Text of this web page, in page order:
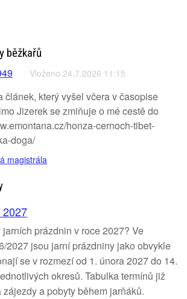
běžkařů
Vloženo 24.7.2026 11:15
článek, který vyšel včera v časopise
Jizerek se zmiňuje o mé cestě do
honza-cernoch-tibet-
doga/
magistrála
prázdnin v roce 2027? Ve
2027 jsou jarní prázdniny jako obvykle
se v rozmezí od 1. února 2027 do 14.
okresů. Tabulka termínů již
a pobyty během jarňáků.